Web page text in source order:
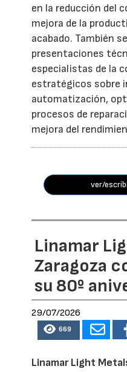
en la reducción del
mejora de la
acabado. También
presentaciones
especialistas de la
estratégicos sobre
automatización,
procesos de
mejora del
ver/
Linamar
Zaragoza
su 80º
29/07/2026
669
Linamar Light